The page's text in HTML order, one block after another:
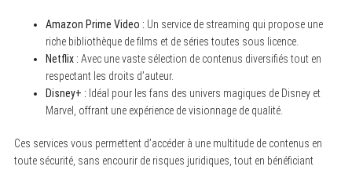
Amazon Prime Video : Un service de streaming qui propose une
riche bibliothèque de films et de séries toutes sous licence.
Netflix : Avec une vaste sélection de contenus diversifiés tout en
respectant les droits d’auteur.
Disney+ : Idéal pour les fans des univers magiques de Disney et
Marvel, offrant une expérience de visionnage de qualité.
Ces services vous permettent d’accéder à une multitude de contenus en
toute sécurité, sans encourir de risques juridiques, tout en bénéficiant